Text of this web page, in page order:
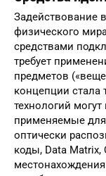
Задействование
физического
средствами
требует
предметов
концепции стала
технологий
применяемые
оптически
коды, Data Matrix,